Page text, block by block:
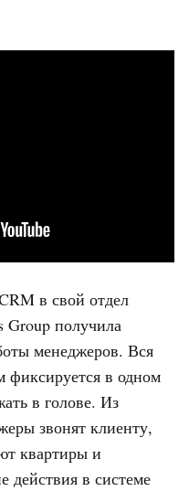
в свой отдел
Group получила
менеджеров. Вся
фиксируется в одном
в голове. Из
звонят клиенту,
квартиры и
действия в системе